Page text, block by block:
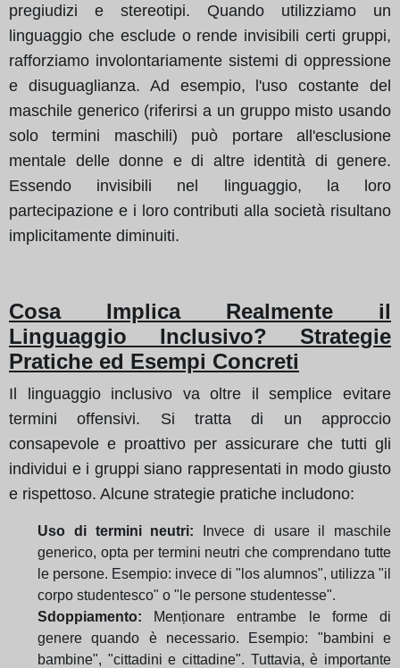
pregiudizi e stereotipi. Quando utilizziamo un
linguaggio che esclude o rende invisibili certi gruppi,
rafforziamo involontariamente sistemi di oppressione
e disuguaglianza. Ad esempio, l'uso costante del
maschile generico (riferirsi a un gruppo misto usando
solo termini maschili) può portare all'esclusione
mentale delle donne e di altre identità di genere.
Essendo invisibili nel linguaggio, la loro
partecipazione e i loro contributi alla società risultano
implicitamente diminuiti.
Cosa Implica Realmente il
Linguaggio Inclusivo? Strategie
Pratiche ed Esempi Concreti
Il linguaggio inclusivo va oltre il semplice evitare
termini offensivi. Si tratta di un approccio
consapevole e proattivo per assicurare che tutti gli
individui e i gruppi siano rappresentati in modo giusto
e rispettoso. Alcune strategie pratiche includono:
Uso di termini neutri: Invece di usare il maschile
generico, opta per termini neutri che comprendano tutte
le persone. Esempio: invece di "los alumnos", utilizza "il
corpo studentesco" o "le persone studentesse".
Sdoppiamento: Menționare entrambe le forme di
genere quando è necessario. Esempio: "bambini e
bambine", "cittadini e cittadine". Tuttavia, è importante